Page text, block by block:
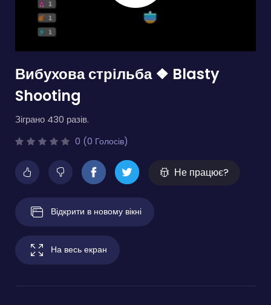
Вибухова стрільба ❖ Blasty
Shooting
Зіграно 430 разів.
0 (0 Голосів)
Не працює?
Відкрити в новому вікні
На весь екран